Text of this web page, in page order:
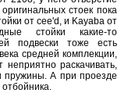
стоек пока
от cee'd, и Kayaba от
стойки какие-то
подвески тоже есть
средней комплекции,
раскачивать,
пружины. А при проезде